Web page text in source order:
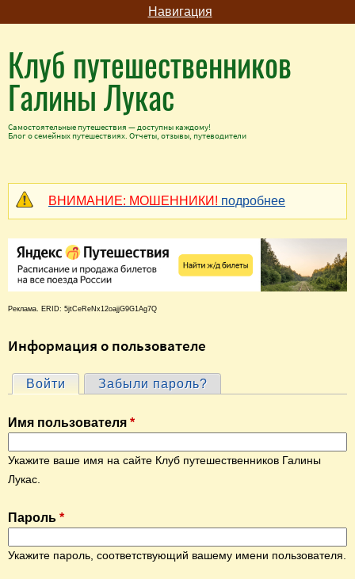
Навигация
Клуб путешественников
Галины Лукас
Самостоятельные путешествия — доступны каждому!
Блог о семейных путешествиях. Отчеты, отзывы, путеводители
ВНИМАНИЕ: МОШЕННИКИ! подробнее
Реклама. ERID: 5jtCeReNx12oajjG9G1Ag7Q
Информация о пользователе
Г
л
а
в
н
е
в
Войти (активная вкладка)
Забыли пароль?
Имя пользователя *
Укажите ваше имя на сайте Клуб путешественников Галины
Лукас.
Пароль *
Укажите пароль, соответствующий вашему имени пользователя.